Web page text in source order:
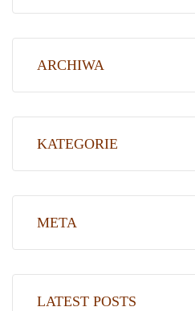
ARCHIWA
KATEGORIE
META
LATEST POSTS